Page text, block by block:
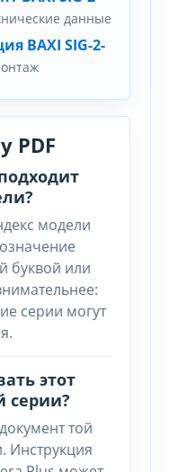
данные
BAXI SIG-2-
PDF
модели
буквой или
серии могут
этот
серии?
той
Инструкция